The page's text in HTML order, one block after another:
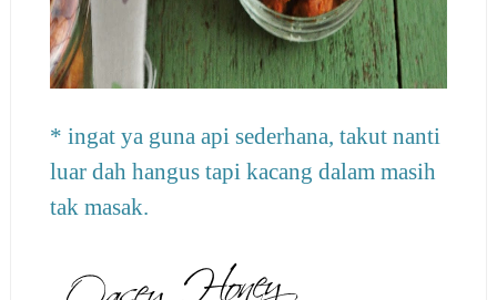
* ingat ya guna api sederhana, takut nanti
luar dah hangus tapi kacang dalam masih
tak masak.